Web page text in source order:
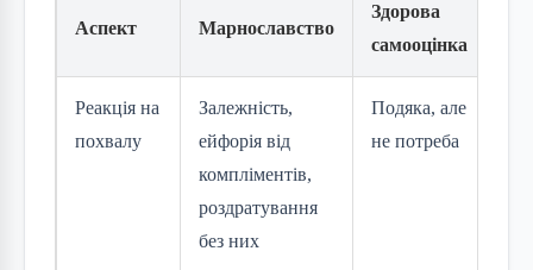
Аспект Марнославство
Здорова
самооцінка
Реакція на
похвалу
Залежність,
ейфорія від
компліментів,
роздратування
без них
Подяка, але
не потреба